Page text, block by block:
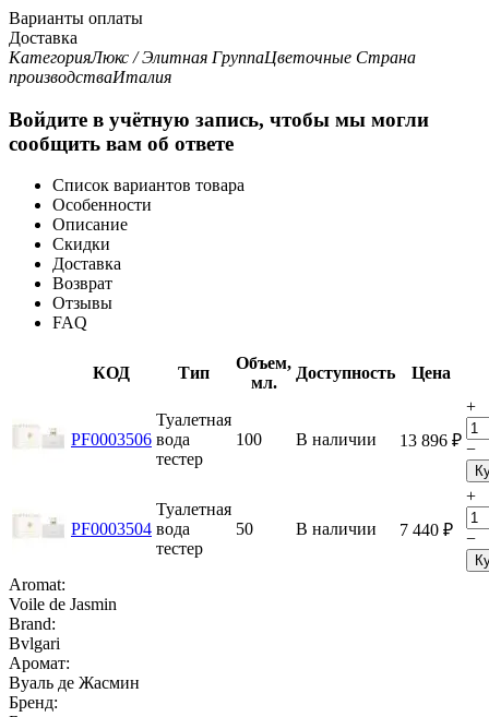
Варианты оплаты
Доставка
КатегорияЛюкс / Элитная ГруппаЦветочные Страна
производстваИталия
Войдите в учётную запись, чтобы мы могли
сообщить вам об ответе
Список вариантов товара
Особенности
Описание
Скидки
Доставка
Возврат
Отзывы
FAQ
КОД Тип
Объем,
мл.
Доступность Цена
PF0003506
Туалетная
вода
тестер
100 В наличии 13 896 ₽
+
−
PF0003504
Туалетная
вода
тестер
50 В наличии 7 440 ₽
+
−
Aromat:
Voile de Jasmin
Brand:
Bvlgari
Аромат:
Вуаль де Жасмин
Бренд: